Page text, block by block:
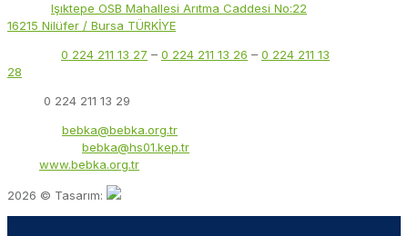
Işıktepe OSB Mahallesi Arıtma Caddesi No:22
16215 Nilüfer / Bursa TÜRKİYE
0 224 211 13 27 – 0 224 211 13 26 – 0 224 211 13
28
0 224 211 13 29
bebka@bebka.org.tr
bebka@hs01.kep.tr
www.bebka.org.tr
2026 © Tasarım: